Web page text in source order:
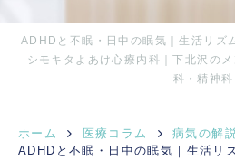
ADHDと不眠・日中の眠気｜生活リズ
シモキタよあけ心療内科｜下北沢の
科・精神科
ホーム 医療コラム
病気の解
ADHDと不眠・日中の眠気｜生活リ